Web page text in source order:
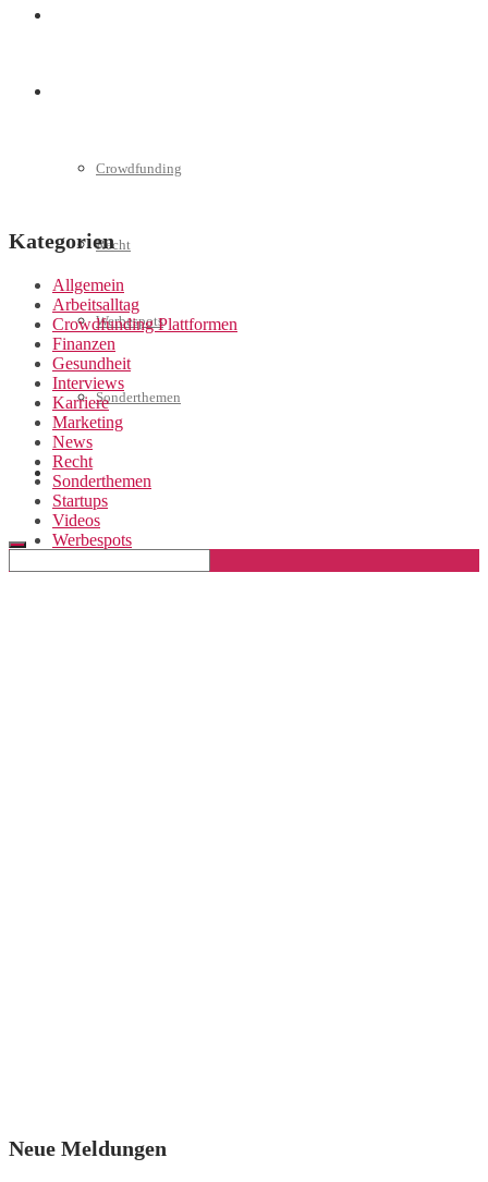
Crowdfunding
Recht
Werbespots
Sonderthemen
Geschäftskonto eröffnen
Kategorien
Allgemein
Arbeitsalltag
Crowdfunding Plattformen
Finanzen
Gesundheit
Interviews
Karriere
Marketing
News
Recht
Sonderthemen
Startups
Videos
Werbespots
Neue Meldungen